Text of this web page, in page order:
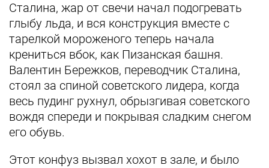
Сталина, жар от свечи начал подогревать
глыбу льда, и вся конструкция вместе с
тарелкой мороженого теперь начала
крениться вбок, как Пизанская башня.
Валентин Бережков, переводчик Сталина,
стоял за спиной советского лидера, когда
весь пудинг рухнул, обрызгивая советского
вождя спереди и покрывая сладким снегом
его обувь.
Этот конфуз вызвал хохот в зале, и было